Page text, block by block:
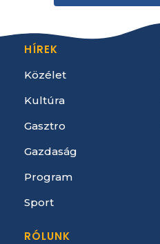
HÍREK
Közélet
Kultúra
Gasztro
Gazdaság
Program
Sport
RÓLUNK